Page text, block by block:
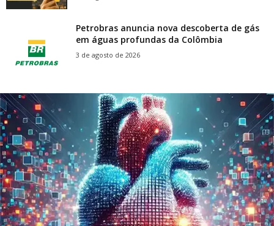
Petrobras anuncia nova descoberta de gás
em águas profundas da Colômbia
3 de agosto de 2026